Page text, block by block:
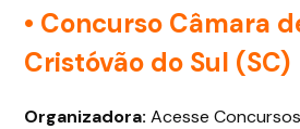
• Concurso Câmara
Cristóvão do Sul (SC)
Organizadora: Acesse Concursos